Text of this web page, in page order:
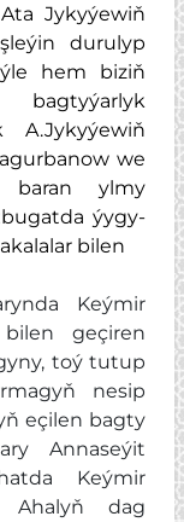
Jykyýewiň
durulyp
hem biziň
A.Jykyýewiň
we
ylmy
ýygy-
bilen
Keýmir
geçiren
toý tutup
nesip
eçilen bagty
Annaseýit
Keýmir
Ahalyň dag